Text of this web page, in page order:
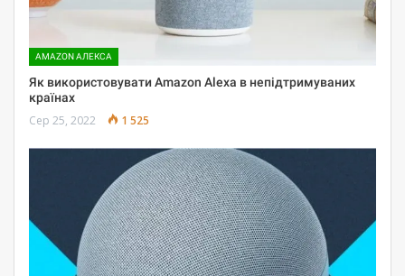
AMAZON АЛЕКСА
Як використовувати Amazon Alexa в непідтримуваних
країнах
Сер 25, 2022 1 525